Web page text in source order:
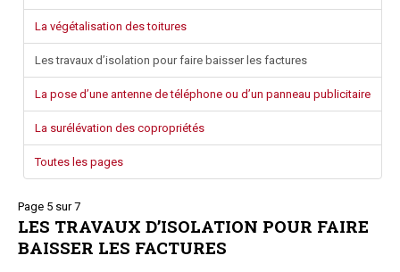
La végétalisation des toitures
Les travaux d’isolation pour faire baisser les factures
La pose d’une antenne de téléphone ou d’un panneau publicitaire
La surélévation des copropriétés
Toutes les pages
Page 5 sur 7
LES TRAVAUX D’ISOLATION POUR FAIRE
BAISSER LES FACTURES